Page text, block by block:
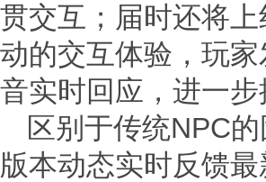
贯交互；届时还将
动的交互体验，玩
音实时回应，进一
区别于传统NPC
版本动态实时反馈